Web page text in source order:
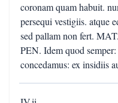
coronam quam habuit.
persequi vestigiis. atque
sed pallam non fert.
PEN. Idem quod
concedamus: ex insidiis